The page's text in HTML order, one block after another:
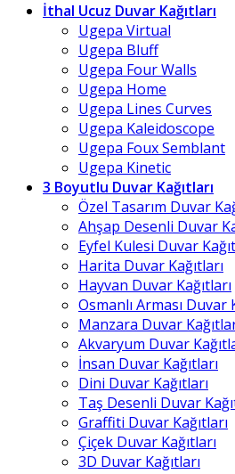
İthal Ucuz Duvar Kağıtları
Ugepa Virtual
Ugepa Bluff
Ugepa Four Walls
Ugepa Home
Ugepa Lines Curves
Ugepa Kaleidoscope
Ugepa Foux Semblant
Ugepa Kinetic
3 Boyutlu Duvar Kağıtları
Özel Tasarım Duvar
Ahşap Desenli Duvar
Eyfel Kulesi Duvar
Harita Duvar Kağıtları
Hayvan Duvar Kağıtları
Osmanlı Arması Duvar
Manzara Duvar
Akvaryum Duvar
İnsan Duvar Kağıtları
Dini Duvar Kağıtları
Taş Desenli Duvar
Graffiti Duvar Kağıtları
Çiçek Duvar Kağıtları
3D Duvar Kağıtları